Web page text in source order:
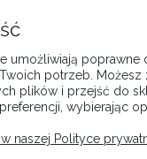
umożliwiają poprawne
potrzeb. Możesz
plików i przejść do
wybierając
naszej Polityce